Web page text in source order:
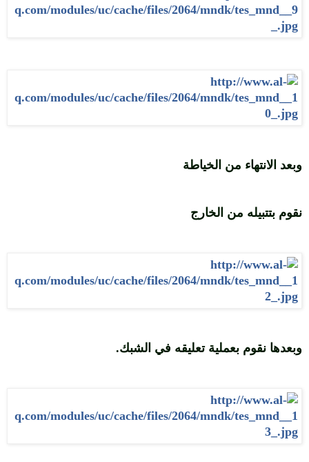
وبعد الانتهاء من الخياطة
نقوم بتتبيله من الخارج
وبعدها نقوم بعملية تعليقه في الشبك.